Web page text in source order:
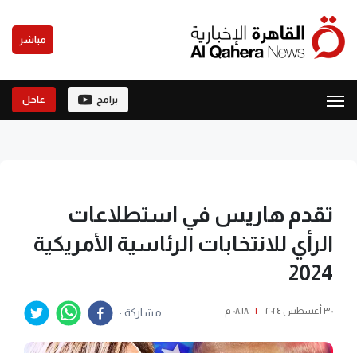
مباشر
برامج عاجل
تقدم هاريس في استطلاعات
الرأي للانتخابات الرئاسية الأمريكية
2024
٣٠ أغسطس ٢٠٢٤ | ٠٨:١٨ م مشاركة :